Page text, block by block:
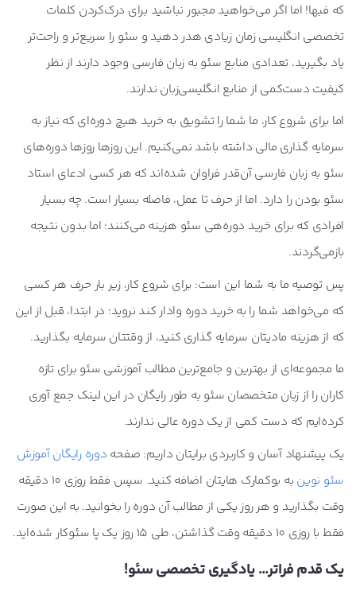
که فبها! اما اگر می‌خواهید مجبور نباشید برای درک‌کردن کلمات
تخصصی انگلیسی زمان زیادی هدر دهید و سئو را سریع‌تر و راحت‌تر
یاد بگیرید، تعدادی منابع سئو به زبان فارسی وجود دارند از نظر
کیفیت دست‌کمی از منابع انگلیسی‌زبان ندارند.
اما برای شروع کار، ما شما را تشویق به خرید هیچ دوره‌ای که نیاز به
سرمایه گذاری مالی داشته باشد نمی‌کنیم. این روزها روزها دوره‌های
سئو به زبان فارسی آن‌قدر فراوان شده‌اند که هر کسی ادعای استاد
سئو بودن را دارد. اما از حرف تا عمل، فاصله بسیار است. چه بسیار
افرادی که برای خرید دوره‌هی سئو هزینه می‌کنند؛ اما بدون نتیجه
بازمی‌گردند.
پس توصیه ما به شما این است: برای شروع کار، زیر بار حرف هر کسی
که می‌خواهد شما را به خرید دوره وادار کند نروید؛ در ابتدا، قبل از این
که از هزینه مادیتان سرمایه گذاری کنید، از وقتتان سرمایه بگذارید.
ما مجموعه‌ای از بهترین و جامع‌ترین مطالب آموزشی سئو برای تازه
کاران را از زبان متخصصان سئو به طور رایگان در این لینک جمع آوری
کرده‌ایم که دست کمی از یک دوره عالی ندارند.
یک پیشنهاد آسان و کاربردی برایتان داریم: صفحه دوره رایگان آموزش
سئو نوین
به بوکمارک هایتان اضافه کنید. سپس فقط روزی 10 دقیقه
وقت بگذارید و هر روز یکی از مطالب آن دوره را بخوانید. به این صورت
فقط با روزی 10 دقیقه وقت گذاشتن، طی 15 روز یک پا سئوکار شده‌اید.
یک قدم فراتر… یادگیری تخصصی سئو!